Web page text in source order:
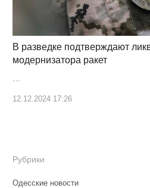
В разведке подтверждают
модернизатора ракет
…
12.12.2024 17:26
Рубрики
Одесские новости